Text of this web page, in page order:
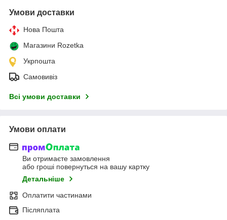
Умови доставки
Нова Пошта
Магазини Rozetka
Укрпошта
Самовивіз
Всі умови доставки
Умови оплати
Ви отримаєте замовлення
або гроші повернуться на вашу картку
Детальніше
Оплатити частинами
Післяплата